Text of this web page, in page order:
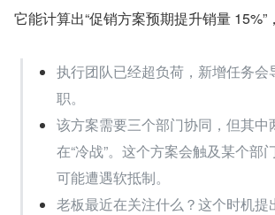
它能计算出“促销方案预期提升销量
执行团队已经超负荷，新增任务会
职。
该方案需要三个部门协同，但其中
在“冷战”。这个方案会触及某个部
可能遭遇软抵制。
老板最近在关注什么？这个时机提